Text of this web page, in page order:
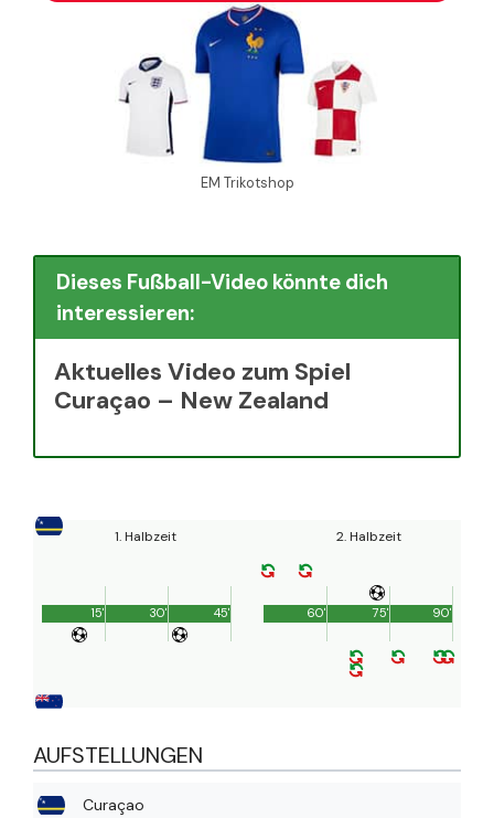
EM Trikotshop
Dieses Fußball-Video könnte dich
interessieren:
Aktuelles Video zum Spiel
Curaçao – New Zealand
1. Halbzeit
45'
15' 30'
2. Halbzeit
90'
60' 75'
AUFSTELLUNGEN
Curaçao